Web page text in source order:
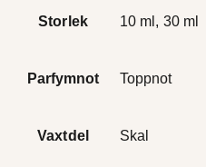
Storlek 10 ml, 30 ml
Parfymnot Toppnot
Vaxtdel Skal